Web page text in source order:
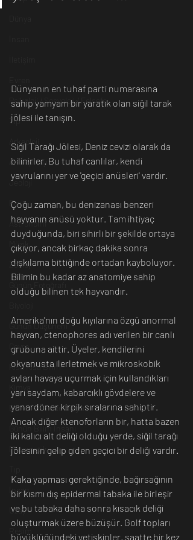
Psikoloji / Sosyoloji / Felsefe
Tıp
Arkeoloji
Antropoloji
Jeoloji
Fizik
Astronomi
Müzik
Zooloji
Günün Düşüneni
Çevre
Kısa Kısa Bilim
Bilim Tarihinde Bugün
Günün Bilim İnsanı
Matematik
İnsan
Uzay
Resim
Dünyanın en tuhaf parti numarasına
sahip yamyam bir yaratık olan siğil tarak
jölesi ile tanışın.
Siğil Tarağı Jölesi, Deniz cevizi olarak da
bilinirler. Bu tuhaf canlılar, kendi
yavrularını yer ve 'geçici anüsleri' vardır.
Çoğu zaman, bu denizanası benzeri
hayvanın anüsü yoktur. Tam ihtiyaç
duyduğunda, biri sihirli bir şekilde ortaya
çıkıyor, ancak birkaç dakika sonra
dışkılama bittiğinde ortadan kayboluyor.
Bilimin bu kadar az anatomiye sahip
olduğu bilinen tek hayvandır.
Amerika'nın doğu kıyılarına özgü anormal
hayvan, ctenophores adı verilen bir canlı
grubuna aittir. Üyeler, kendilerini
okyanusta ilerletmek ve mikroskobik
avları havaya uçurmak için kullandıkları
yarı saydam, kabarcıklı gövdelere ve
yanardöner kirpik sıralarına sahiptir.
Ancak diğer ktenoforların bir, hatta bazen
iki kalıcı alt deliği olduğu yerde, siğil tarağı
jölesinin gelip giden geçici bir deliği vardır.
Kaka yapması gerektiğinde, bağırsağının
bir kısmı dış epidermal tabaka ile birleşir
ve bu tabaka daha sonra kısacık deliği
oluşturmak üzere büzüşür. Golf topları
büyüklüğündeki yetişkinler, saatte bir kez